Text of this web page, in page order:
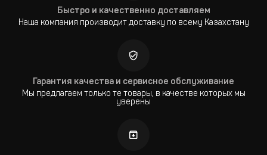
Быстро и качественно доставляем
Наша компания производит доставку по всему Казахстану
Гарантия качества и сервисное обслуживание
Мы предлагаем только те товары, в качестве которых мы
уверены